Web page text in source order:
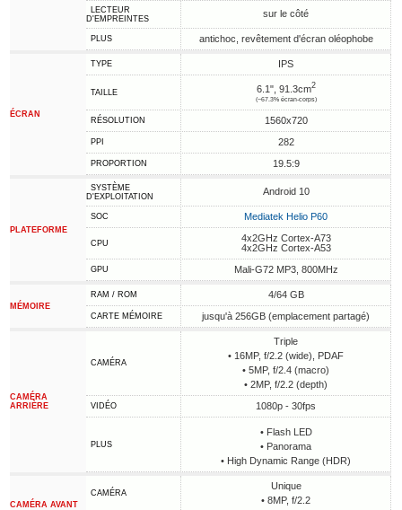
LECTEUR
D'EMPREINTES
sur le côté
PLUS antichoc, revêtement d'écran oléophobe
ÉCRAN
TYPE IPS
TAILLE 6.1", 91.3cm2
(~67.3% écran-corps)
RÉSOLUTION 1560x720
PPI 282
PROPORTION 19.5:9
PLATEFORME
SYSTÈME
D'EXPLOITATION
Android 10
SOC Mediatek Helio P60
CPU
4x2GHz Cortex-A73
4x2GHz Cortex-A53
GPU Mali-G72 MP3, 800MHz
MÉMOIRE
RAM / ROM 4/64 GB
CARTE MÉMOIRE jusqu'à 256GB (emplacement partagé)
CAMÉRA
ARRIÈRE
CAMÉRA
Triple
• 16MP, f/2.2 (wide), PDAF
• 5MP, f/2.4 (macro)
• 2MP, f/2.2 (depth)
VIDÉO 1080p - 30fps
PLUS
• Flash LED
• Panorama
• High Dynamic Range (HDR)
CAMÉRA AVANT
CAMÉRA
Unique
• 8MP, f/2.2